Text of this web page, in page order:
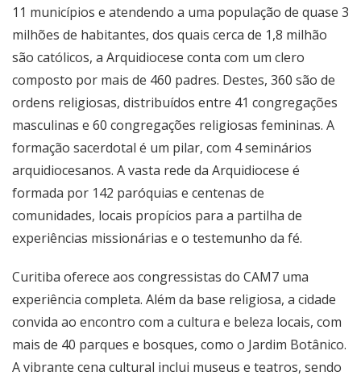
11 municípios e atendendo a uma população de quase 3
milhões de habitantes, dos quais cerca de 1,8 milhão
são católicos, a Arquidiocese conta com um clero
composto por mais de 460 padres. Destes, 360 são de
ordens religiosas, distribuídos entre 41 congregações
masculinas e 60 congregações religiosas femininas. A
formação sacerdotal é um pilar, com 4 seminários
arquidiocesanos. A vasta rede da Arquidiocese é
formada por 142 paróquias e centenas de
comunidades, locais propícios para a partilha de
experiências missionárias e o testemunho da fé.
Curitiba oferece aos congressistas do CAM7 uma
experiência completa. Além da base religiosa, a cidade
convida ao encontro com a cultura e beleza locais, com
mais de 40 parques e bosques, como o Jardim Botânico.
A vibrante cena cultural inclui museus e teatros, sendo